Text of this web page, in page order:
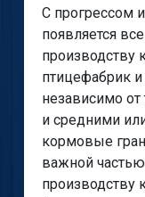
С прогрессом
появляется
производству
птицефабрик
независимо
и средними
кормовые
важной
производству